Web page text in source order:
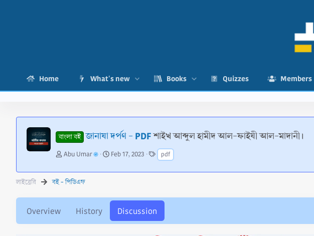
Home What's new Books Quizzes Members
বাংলা বই জানাযা দর্পণ - PDFশাইখ আব্দুল হামীদ আল-ফাইযী আল-মাদানী।
T
r
e
d
Abu Umar
S
a
d
t
Feb 17, 2023
T
a
g
pdf
লাইব্রেরি বই - পিডিএফ
Overview History Discussion